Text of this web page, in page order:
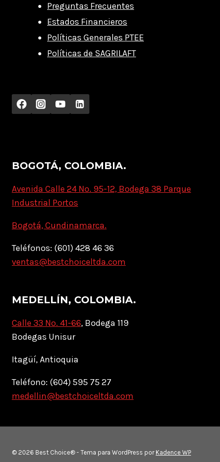
Preguntas Frecuentes
Estados Financieros
Políticas Generales PTEE
Políticas de SAGRILAFT
BOGOTÁ, COLOMBIA.
Avenida Calle 24 No. 95-12, Bodega 38 Parque
Industrial Portos
Bogotá, Cundinamarca.
Teléfonos: (601) 428 46 36
ventas@bestchoiceltda.com
MEDELLÍN, COLOMBIA.
Calle 33 No. 41-66, Bodega 119
Bodegas Unisur
Itagüí, Antioquia
Teléfono: (604) 595 75 27
medellin@bestchoiceltda.com
© 2026 Best Choice® - Tema para WordPress por Kadence WP